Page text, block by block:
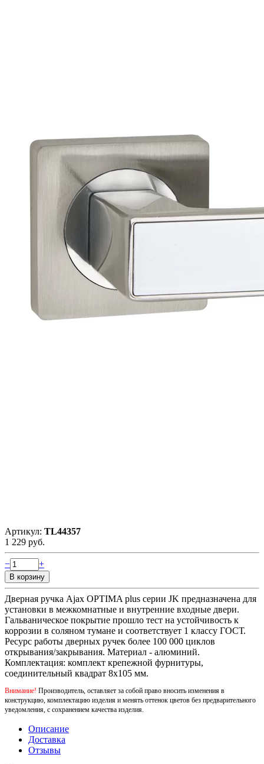
Артикул: TL44357
1 229 руб.
− +
Дверная ручка Ajax OPTIMA plus серии JK предназначена для
установки в межкомнатные и внутренние входные двери.
Гальваническое покрытие прошло тест на устойчивость к
коррозии в соляном тумане и соответствует 1 классу ГОСТ.
Ресурс работы дверных ручек более 100 000 циклов
открывания/закрывания. Материал - алюминий.
Комплектация: комплект крепежной фурнитуры,
соединительный квадрат 8x105 мм.
Внимание! Производитель, оставляет за собой право вносить изменения в
конструкцию, комплектацию изделия и менять оттенок цветов без предварительного
уведомления, с сохранением качества изделия.
Описание
Доставка
Отзывы